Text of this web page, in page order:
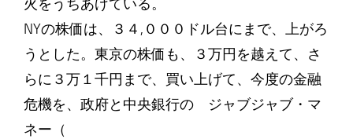
火をうちあげている。
NYの株価は、３４,０００ドル台にまで、上がろ
うとした。東京の株価も、３万円を越えて、さ
らに３万１千円まで、買い上げて、今度の金融
危機を、政府と中央銀行の ジャブジャブ・マ
ネー（